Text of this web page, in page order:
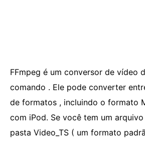
FFmpeg é um conversor de vídeo
comando . Ele pode converter
de formatos , incluindo o formato
com iPod. Se você tem um arquivo
pasta Video_TS ( um formato